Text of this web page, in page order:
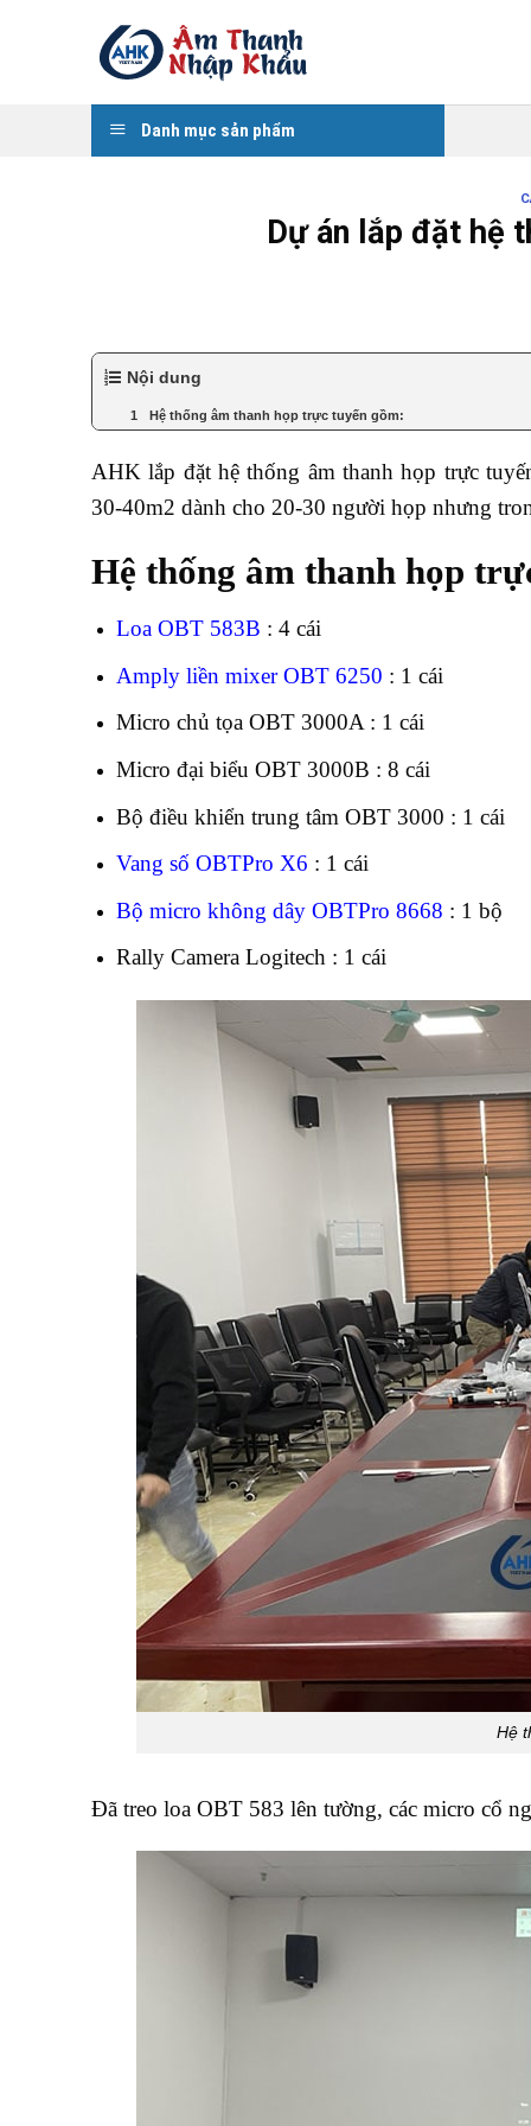
Danh mục sản phẩm
Dự án lắp đặt hệ
Nội dung
Hệ thống âm thanh họp trực tuyến gồm:
AHK lắp đặt hệ thống âm thanh họp trực
30-40m2 dành cho 20-30 người họp nhưng
Hệ thống âm thanh họp
Loa OBT 583B : 4 cái
Amply liền mixer OBT 6250 : 1 cái
Micro chủ tọa OBT 3000A : 1 cái
Micro đại biểu OBT 3000B : 8 cái
Bộ điều khiển trung tâm OBT 3000 : 1 cái
Vang số OBTPro X6 : 1 cái
Bộ micro không dây OBTPro 8668 : 1 bộ
Rally Camera Logitech : 1 cái
Hệ
Đã treo loa OBT 583 lên tường, các micro cổ